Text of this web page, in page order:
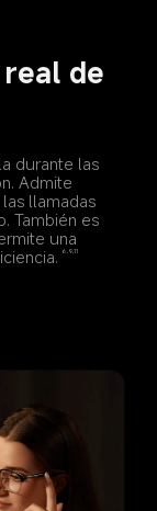
de
durante las
Admite
llamadas
También es
una
6,9,11